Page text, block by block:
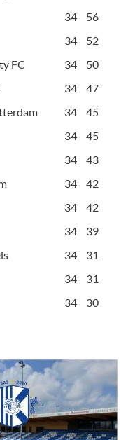
34
56
34
52
FC 34
50
34
47
34
45
34
45
34
43
34
42
34
42
34
39
34
31
34
31
34 30